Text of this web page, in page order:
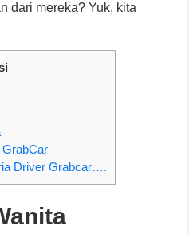
dari mereka? Yuk, kita
Driver Grabcar….